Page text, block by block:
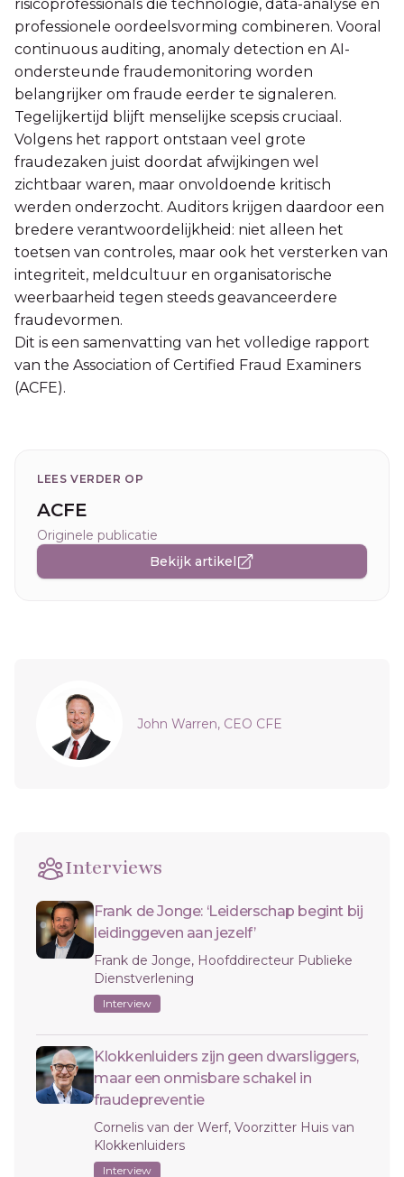
risicoprofessionals die technologie, data-analyse en
professionele oordeelsvorming combineren. Vooral
continuous auditing, anomaly detection en AI-
ondersteunde fraudemonitoring worden
belangrijker om fraude eerder te signaleren.
Tegelijkertijd blijft menselijke scepsis cruciaal.
Volgens het rapport ontstaan veel grote
fraudezaken juist doordat afwijkingen wel
zichtbaar waren, maar onvoldoende kritisch
werden onderzocht. Auditors krijgen daardoor een
bredere verantwoordelijkheid: niet alleen het
toetsen van controles, maar ook het versterken van
integriteit, meldcultuur en organisatorische
weerbaarheid tegen steeds geavanceerdere
fraudevormen.
Dit is een samenvatting van het volledige rapport
van the Association of Certified Fraud Examiners
(ACFE).
LEES VERDER OP
ACFE
Originele publicatie
Bekijk artikel
Sidebar
John Warren, CEO CFE
Interviews
Frank de Jonge: ‘Leiderschap begint bij
leidinggeven aan jezelf’
Frank de Jonge, Hoofddirecteur Publieke
Dienstverlening
Interview
Klokkenluiders zijn geen dwarsliggers,
maar een onmisbare schakel in
fraudepreventie
Cornelis van der Werf, Voorzitter Huis van
Klokkenluiders
Interview